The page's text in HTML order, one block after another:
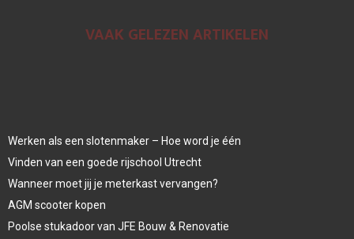
VAAK GELEZEN ARTIKELEN
Werken als een slotenmaker – Hoe word je één
Vinden van een goede rijschool Utrecht
Wanneer moet jij je meterkast vervangen?
AGM scooter kopen
Poolse stukadoor van JFE Bouw & Renovatie